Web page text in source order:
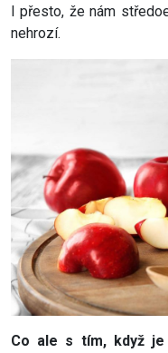
I přesto, že nám
nehrozí.
Co ale s tím, když